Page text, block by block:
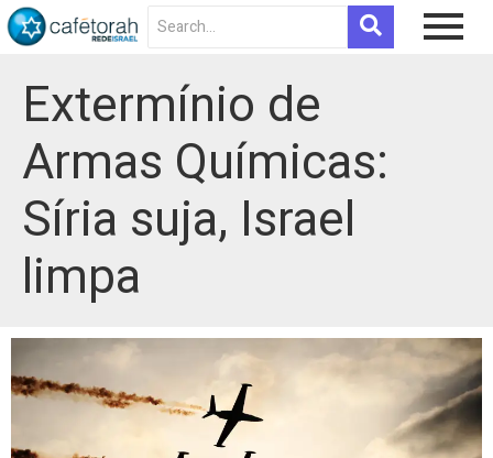
Extermínio de
Armas Químicas:
Síria suja, Israel
limpa